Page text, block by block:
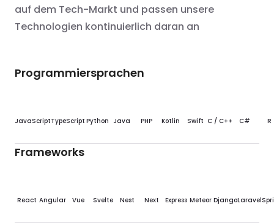
auf dem Tech-Markt und passen unsere
Technologien kontinuierlich daran an
Programmiersprachen
JavaScriptTypeScript Python Java PHP Kotlin Swift C / C++ C# R
Frameworks
React Angular Vue Svelte Nest Next Express Meteor DjangoLaravel